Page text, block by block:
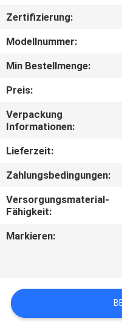
FABRIK-
AUSFLUG
TRETEN
SIE
MIT
IN
VERBINDUNG
SIE
EIN
Zertifizierung:
Modellnummer:
Min Bestellmenge:
Preis:
Verpackung
Informationen:
Lieferzeit:
Zahlungsbedingungen:
Versorgungsmaterial-
Fähigkeit:
Markieren: